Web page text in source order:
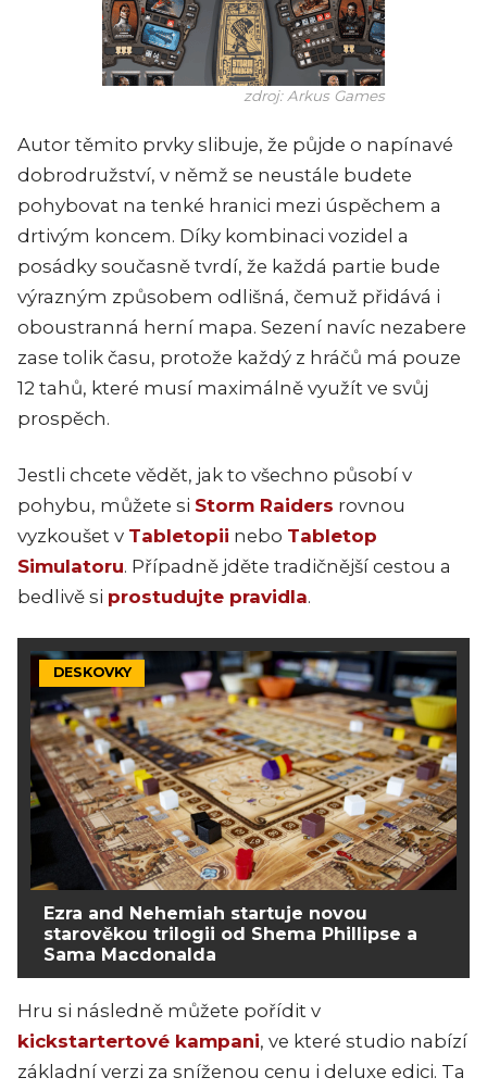
zdroj: Arkus Games
Autor těmito prvky slibuje, že půjde o napínavé
dobrodružství, v němž se neustále budete
pohybovat na tenké hranici mezi úspěchem a
drtivým koncem. Díky kombinaci vozidel a
posádky současně tvrdí, že každá partie bude
výrazným způsobem odlišná, čemuž přidává i
oboustranná herní mapa. Sezení navíc nezabere
zase tolik času, protože každý z hráčů má pouze
12 tahů, které musí maximálně využít ve svůj
prospěch.
Jestli chcete vědět, jak to všechno působí v
pohybu, můžete si Storm Raiders rovnou
vyzkoušet v Tabletopii nebo Tabletop
Simulatoru. Případně jděte tradičnější cestou a
bedlivě si prostudujte pravidla.
DESKOVKY
Ezra and Nehemiah startuje novou
starověkou trilogii od Shema Phillipse a
Sama Macdonalda
Hru si následně můžete pořídit v
kickstartertové kampani, ve které studio nabízí
základní verzi za sníženou cenu i deluxe edici. Ta